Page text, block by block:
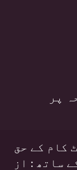
پر
کام کے حق
ساتھ : از